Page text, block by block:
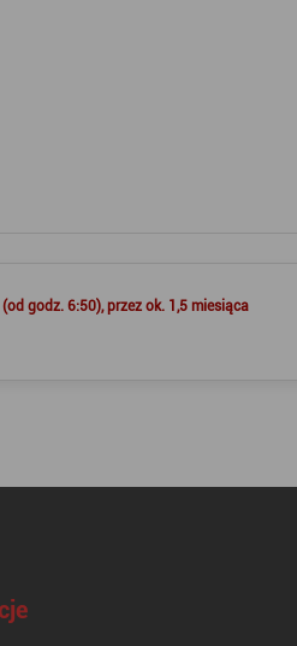
godz. 6:50), przez ok. 1,5 miesiąca